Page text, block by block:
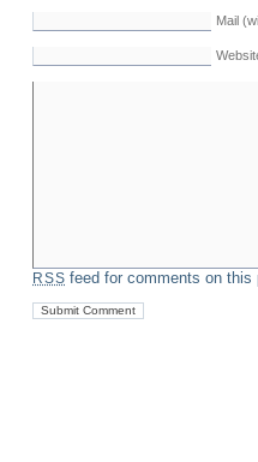
Mail
RSS feed for comments on this